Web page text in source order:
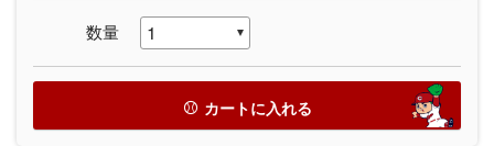
数量
カートに入れる